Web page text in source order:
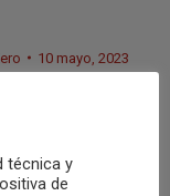
10 mayo, 2023
Zero
técnica y
de